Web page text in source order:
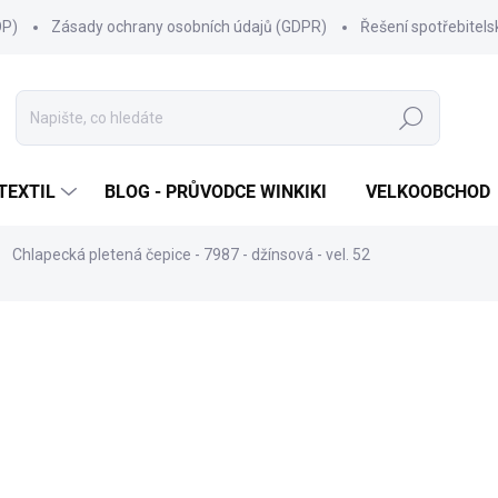
Zásady ochrany osobních údajů (GDPR) Řešení
Hledat
BLOG - PRŮVODCE WINKIKI VELKOOBCHOD
Chlapecká pletená čepice - 7987 - džínsová - vel. 52